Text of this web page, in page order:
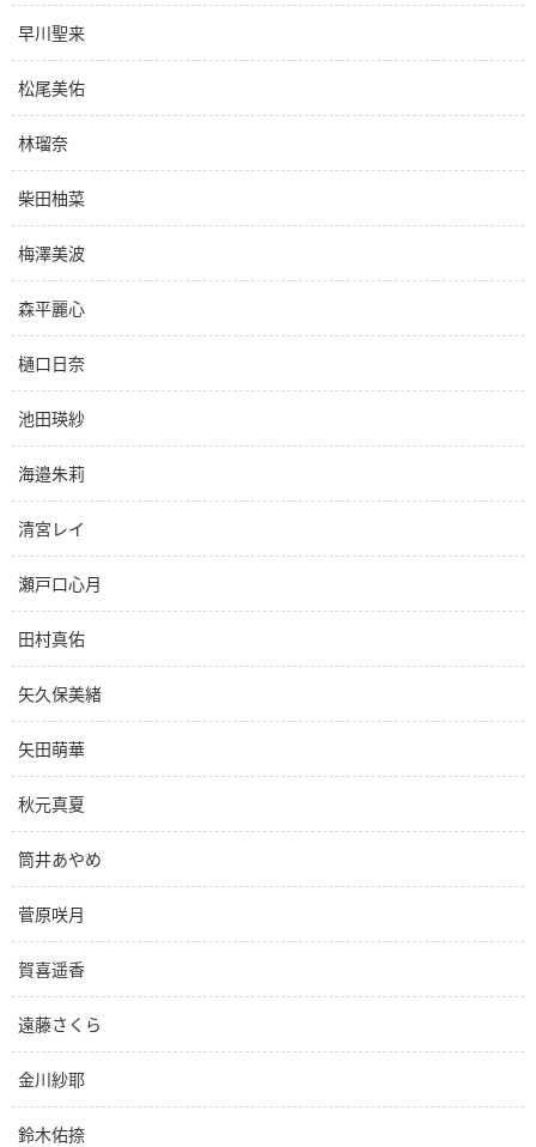
早川聖来
松尾美佑
林瑠奈
柴田柚菜
梅澤美波
森平麗心
樋口日奈
池田瑛紗
海邉朱莉
清宮レイ
瀬戸口心月
田村真佑
矢久保美緒
矢田萌華
秋元真夏
筒井あやめ
菅原咲月
賀喜遥香
遠藤さくら
金川紗耶
鈴木佑捺